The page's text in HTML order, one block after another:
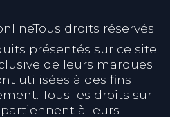
droits réservés.
présentés sur ce site
de leurs marques
utilisées à des fins
Tous les droits sur
à leurs